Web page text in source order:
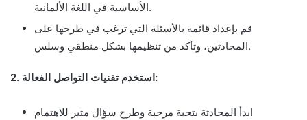
الأساسية في اللغة الألمانية.
قم بإعداد قائمة بالأسئلة التي ترغب في طرحها على
المحادثين، وتأكد من تنظيمها بشكل منطقي وسلس.
2. استخدم تقنيات التواصل الفعالة:
ابدأ المحادثة بتحية مرحبة وطرح سؤال مثير للاهتمام